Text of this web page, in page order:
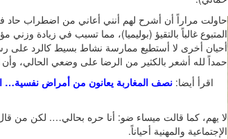
حاولت مراراً أن أشرح لهم أنني أعاني من اضطراب حاد
المتبوع غالباً بالتقيؤ (بوليميا)، مما تسبب في زيادة
أحيان أخرى لا أستطيع ممارسة نشاط بسيط كالرد على
حمداً لله أشعر بالكثير من الرضا على وضعي الحالي،
اقرأ أيضا:نصف المغاربة يعانون من أمراض نفسية…
لا يهم، كما قالت ميساء ضو: أنا حره بحالي…. لكن من
الإجتماعية والمهنية أحياناً.